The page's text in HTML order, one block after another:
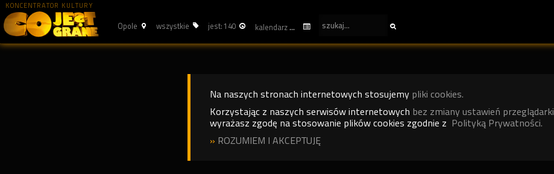
KONCENTRATOR KULTURY
Opole wszystkie jest: 140 kalendarz
Na naszych stronach internetowych stosujemy pliki cookies.
Korzystając z naszych serwisów internetowych bez zmiany ustawień przeglądarki
wyrażasz zgodę na stosowanie plików cookies zgodnie z Polityką Prywatności.
» ROZUMIEM I AKCEPTUJĘ